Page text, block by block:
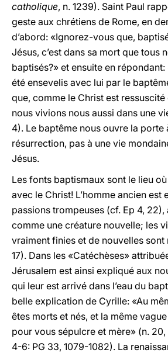
catholique, n. 1239). Saint Paul
geste aux chrétiens de Rome, en
d’abord: «Ignorez-vous que,
Jésus, c’est dans sa mort que tous
baptisés?» et ensuite en
été ensevelis avec lui par le
que, comme le Christ est
nous vivions nous aussi dans une
4). Le baptême nous ouvre la porte
résurrection, pas à une vie
Jésus.
Les fonts baptismaux sont le lieu où
avec le Christ! L’homme ancien est
passions trompeuses (cf. Ep 4, 22),
comme une créature nouvelle; les
vraiment finies et de nouvelles sont
17). Dans les «Catéchèses»
Jérusalem est ainsi expliqué aux
qui leur est arrivé dans l’eau du
belle explication de Cyrille: «Au
êtes morts et nés, et la même
pour vous sépulcre et mère» (n. 20,
4-6: PG 33, 1079-1082). La